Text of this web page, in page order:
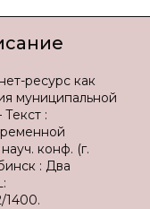
ресурс как
муниципальной
:
конф. (г.
: Два
1400.